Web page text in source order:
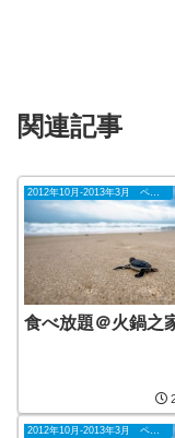
関連記事
食べ放題＠火鍋之
2012年10月-2013年3月 ペナン